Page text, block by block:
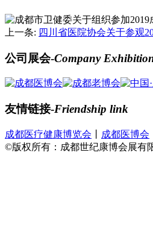
上一条: 四川省医院协会关于参观
公司展会-Company
友情链接-Friendship link
成都医疗健康博览会 成都医博会
©版权所有：成都世纪康博会展有